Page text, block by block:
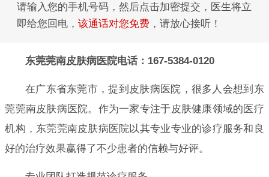
请输入您的手机号码，然后点击加密提交，医生将立
即给您回电， 该通话对您免费 ，请放心接听！
东莞莞南皮肤病医院电话：167-5384-0120
在广东省东莞市，提到皮肤病医院，很多人会想到东
莞莞南皮肤病医院。作为一家专注于皮肤健康领域的医疗
机构，东莞莞南皮肤病医院以其专业专业的诊疗服务和良
好的治疗效果赢得了不少患者的信赖与好评。